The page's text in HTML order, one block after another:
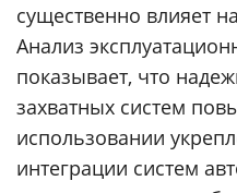
существенно влияет
Анализ
показывает, что
захватных систем
использовании
интеграции систем